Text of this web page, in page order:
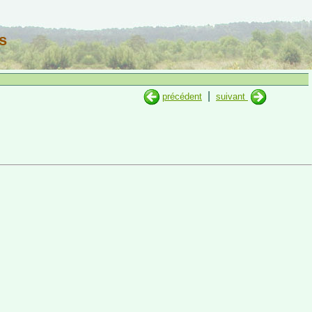
précédent suivant